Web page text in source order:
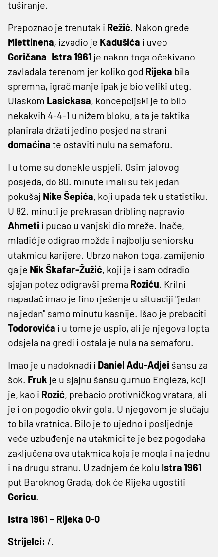
tuširanje.
Prepoznao je trenutak i Režić. Nakon grede
Miettinena, izvadio je Kadušića i uveo
Goričana. Istra 1961 je nakon toga očekivano
zavladala terenom jer koliko god Rijeka bila
spremna, igrač manje ipak je bio veliki uteg.
Ulaskom Lasickasa, koncepcijski je to bilo
nekakvih 4-4-1 u nižem bloku, a ta je taktika
planirala držati jedino posjed na strani
domaćina te ostaviti nulu na semaforu.
I u tome su donekle uspjeli. Osim jalovog
posjeda, do 80. minute imali su tek jedan
pokušaj Nike Šepića, koji upada tek u statistiku.
U 82. minuti je prekrasan dribling napravio
Ahmeti i pucao u vanjski dio mreže. Inače,
mladić je odigrao možda i najbolju seniorsku
utakmicu karijere. Ubrzo nakon toga, zamijenio
ga je Nik Škafar-Žužić, koji je i sam odradio
sjajan potez odigravši prema Roziću. Krilni
napadač imao je fino rješenje u situaciji "jedan
na jedan" samo minutu kasnije. Išao je prebaciti
Todorovića i u tome je uspio, ali je njegova lopta
odsjela na gredi i ostala je nula na semaforu.
Imao je u nadoknadi i Daniel Adu-Adjei šansu za
šok. Fruk je u sjajnu šansu gurnuo Engleza, koji
je, kao i Rozić, prebacio protivničkog vratara, ali
je i on pogodio okvir gola. U njegovom je slučaju
to bila vratnica. Bilo je to ujedno i posljednje
veće uzbuđenje na utakmici te je bez pogodaka
zaključena ova utakmica koja je mogla i na jednu
i na drugu stranu. U zadnjem će kolu Istra 1961
put Baroknog Grada, dok će Rijeka ugostiti
Goricu.
Istra 1961 – Rijeka 0-0
Strijelci: /.